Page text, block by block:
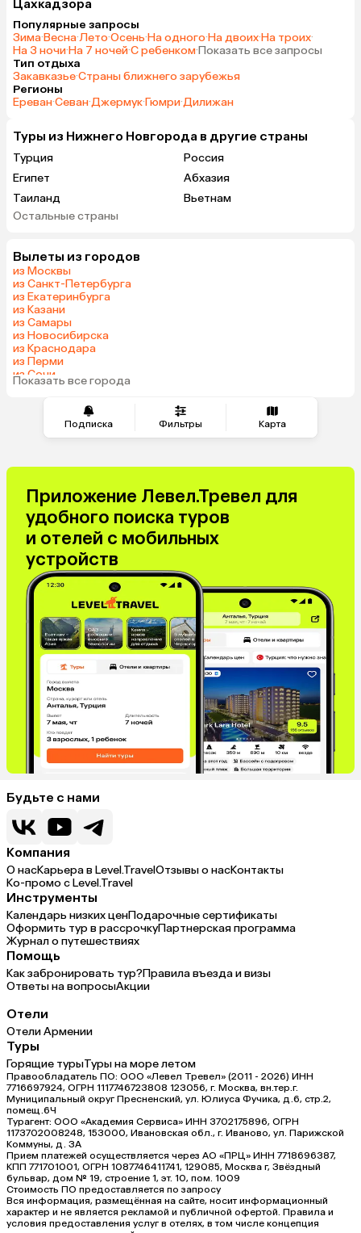
Подписка Фильтры Карта
Цахкадзора
Популярные запросы
Зима·Весна·Лето·Осень·На одного·На двоих·На троих·
На 3 ночи·На 7 ночей·С ребенком·Показать все запросы
Тип отдыха
Закавказье·Страны ближнего зарубежья
Регионы
Ереван·Севан·Джермук·Гюмри·Дилижан
Туры из Нижнего Новгорода в другие страны
Турция
Россия
Египет
Абхазия
Таиланд
Вьетнам
ОАЭ
Армения
Казахстан
Узбекистан
Катар
Гонконг
Таджикистан
Остальные страны
Вылеты из городов
из Москвы
из Санкт-Петербурга
из Екатеринбурга
из Казани
из Самары
из Новосибирска
из Краснодара
из Перми
из Сочи
из Челябинска
Показать все города
Приложение Левел.Тревел для
удобного поиска туров
и отелей с мобильных
устройств
Будьте с нами
Компания
О насКарьера в Level.TravelОтзывы о насКонтакты
Ко-промо с Level.Travel
Инструменты
Календарь низких ценПодарочные сертификаты
Оформить тур в рассрочкуПартнерская программа
Журнал о путешествиях
Помощь
Как забронировать тур?Правила въезда и визы
Ответы на вопросыАкции
Отели
Отели Армении
Туры
Горящие турыТуры на море летом
Правообладатель ПО: ООО «Левел Тревел» (2011 - 2026) ИНН
7716697924, ОГРН 1117746723808 123056, г. Москва, вн.тер.г.
Муниципальный округ Пресненский, ул. Юлиуса Фучика, д.6, стр.2,
помещ.6Ч
Турагент: ООО «Академия Сервиса» ИНН 3702175896, ОГРН
1173702008248, 153000, Ивановская обл., г. Иваново, ул. Парижской
Коммуны, д. ЗА
Прием платежей осуществляется через АО «ПРЦ» ИНН 7718696387,
КПП 771701001, ОГРН 1087746411741, 129085, Москва г, Звёздный
бульвар, дом № 19, строение 1, эт. 10, пом. 1009
Стоимость ПО предоставляется по запросу
Вся информация, размещённая на сайте, носит информационный
характер и не является рекламой и публичной офертой. Правила и
условия предоставления услуг в отелях, в том числе концепция